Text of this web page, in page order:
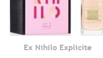
Ex Nihilo Explicite